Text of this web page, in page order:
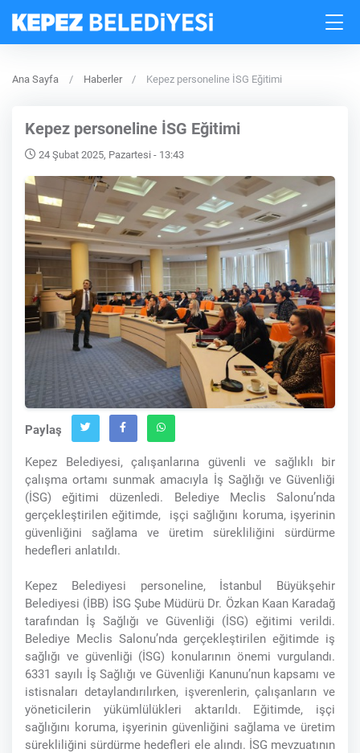
Ana Sayfa Haberler Kepez personeline İSG Eğitimi
Kepez personeline İSG Eğitimi
24 Şubat 2025, Pazartesi - 13:43
Paylaş
Kepez Belediyesi, çalışanlarına güvenli ve sağlıklı bir
çalışma ortamı sunmak amacıyla İş Sağlığı ve Güvenliği
(İSG) eğitimi düzenledi. Belediye Meclis Salonu’nda
gerçekleştirilen eğitimde, işçi sağlığını koruma, işyerinin
güvenliğini sağlama ve üretim sürekliliğini sürdürme
hedefleri anlatıldı.
Kepez Belediyesi personeline, İstanbul Büyükşehir
Belediyesi (İBB) İSG Şube Müdürü Dr. Özkan Kaan Karadağ
tarafından İş Sağlığı ve Güvenliği (İSG) eğitimi verildi.
Belediye Meclis Salonu’nda gerçekleştirilen eğitimde iş
sağlığı ve güvenliği (İSG) konularının önemi vurgulandı.
6331 sayılı İş Sağlığı ve Güvenliği Kanunu’nun kapsamı ve
istisnaları detaylandırılırken, işverenlerin, çalışanların ve
yöneticilerin yükümlülükleri aktarıldı. Eğitimde, işçi
sağlığını koruma, işyerinin güvenliğini sağlama ve üretim
sürekliliğini sürdürme hedefleri ele alındı. İSG mevzuatının